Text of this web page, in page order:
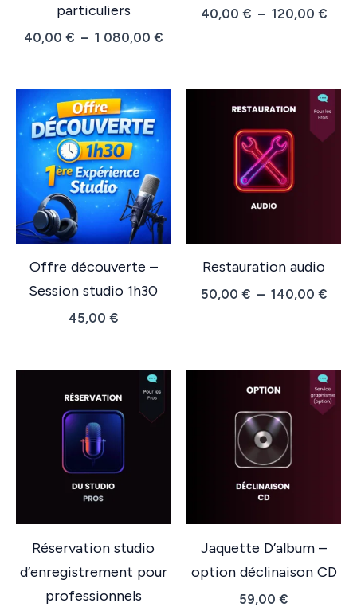
particuliers
40,00 € – 1 080,00 €Plage
40,00 €
40,00 € – 120,00 €
Offre découverte –
Session studio 1h30
45,00 €
Restauration audio
50,00 € – 140,00 €
Réservation studio
d’enregistrement pour
professionnels
Jaquette D’album –
option déclinaison CD
59,00 €